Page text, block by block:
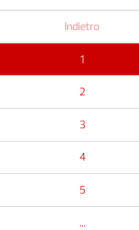
Indietro
1
2
3
4
5
...